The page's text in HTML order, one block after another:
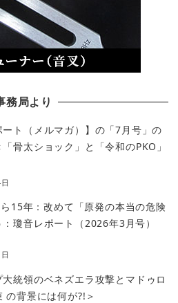
務局より
ート（メルマガ）】の「7月号」の
骨太ショック」と「令和のPKO」
ら15年：改めて「原発の本当の危険
瓊音レポート（2026年3月号）
大統領のベネズエラ攻撃とマドゥロ
の背景には何が?!＞